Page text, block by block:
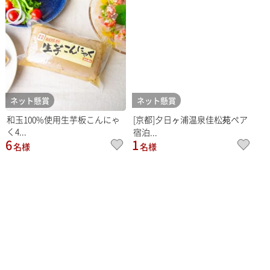
ネット懸賞
和玉100%使用生芋板こんにゃ
く4...
6名様
ネット懸賞
[京都]夕日ヶ浦温泉佳松苑ペア
宿泊...
1名様